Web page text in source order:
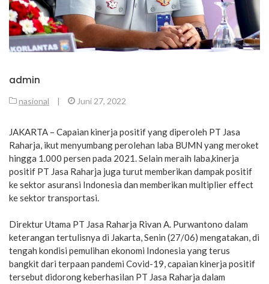
admin
nasional | Juni 27, 2022
JAKARTA – Capaian kinerja positif yang diperoleh PT Jasa
Raharja, ikut menyumbang perolehan laba BUMN yang meroket
hingga 1.000 persen pada 2021. Selain meraih laba,kinerja
positif PT Jasa Raharja juga turut memberikan dampak positif
ke sektor asuransi Indonesia dan memberikan multiplier effect
ke sektor transportasi.
Direktur Utama PT Jasa Raharja Rivan A. Purwantono dalam
keterangan tertulisnya di Jakarta, Senin (27/06) mengatakan, di
tengah kondisi pemulihan ekonomi Indonesia yang terus
bangkit dari terpaan pandemi Covid-19, capaian kinerja positif
tersebut didorong keberhasilan PT Jasa Raharja dalam